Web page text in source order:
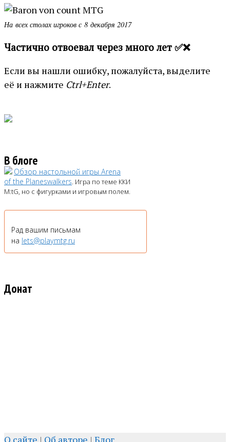
На всех столах игроков с 8 декабря 2017
Частично отвоевал через много лет ✅❌
Если вы нашли ошибку, пожалуйста, выделите
её и нажмите Ctrl+Enter.
В блоге
Обзор настольной игры Arena
of the Planeswalkers. Игра по теме ККИ
M:tG, но с фигурками и игровым полем.
Рад вашим письмам
на lets@playmtg.ru
Донат